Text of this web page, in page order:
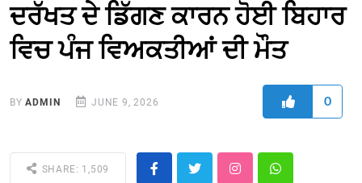
ਦਰੱਖਤ ਦੇ ਡਿੱਗਣ ਕਾਰਨ ਹੋਈ ਬਿਹਾਰ
ਵਿਚ ਪੰਜ ਵਿਅਕਤੀਆਂ ਦੀ ਮੌਤ
BYADMIN JUNE 9, 2026 0
SHARE: 1,509